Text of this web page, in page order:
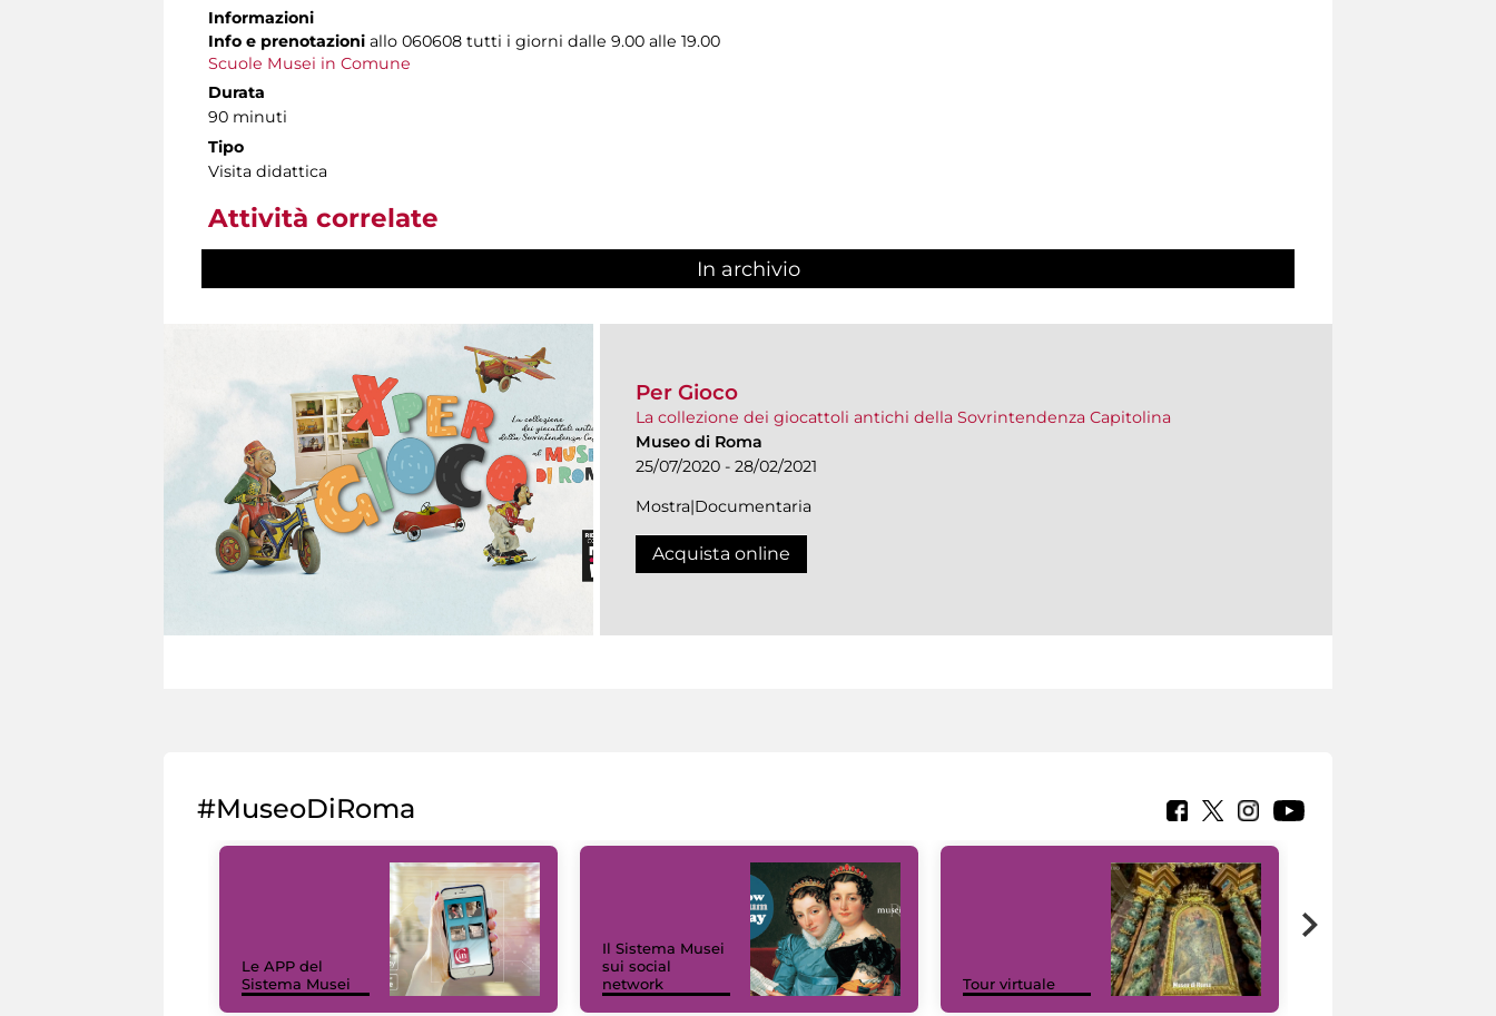
Informazioni
Info e prenotazioni allo 060608 tutti i giorni dalle 9.00 alle 19.00
Scuole Musei in Comune
Durata
90 minuti
Tipo
Visita didattica
Attività correlate
In archivio
Per Gioco
La collezione dei giocattoli antichi della Sovrintendenza Capitolina
Museo di Roma
25/07/2020 - 28/02/2021
Mostra|Documentaria
Acquista online
#MuseoDiRoma
Le APP del
Sistema Musei
Il Sistema Musei
sui social
network
Tour virtuale